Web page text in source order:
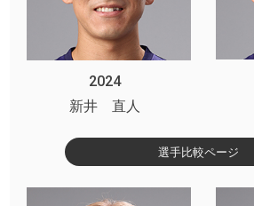
2024
新井 直人
選手比較ページ